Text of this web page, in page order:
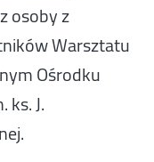
osoby z
Warsztatu
Ośrodku
J.